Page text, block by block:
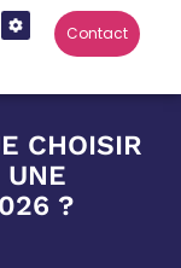
Contact
CHOISIR
UNE
?